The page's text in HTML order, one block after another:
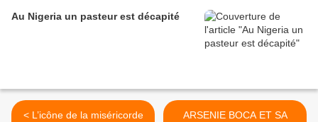
Au Nigeria un pasteur est décapité
< L’icône de la miséricorde
ARSENIE BOCA ET SA